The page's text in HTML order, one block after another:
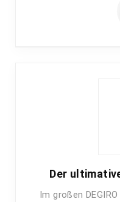
Der
Im großen